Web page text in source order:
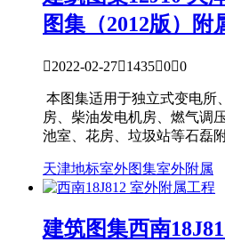
图集（2012版）附
2022-02-27143500
本图集适用于独立式变电所
房、柴油发电机房、燃气调
池室、花房、垃圾站等石磊
天津地标室外图集室外附属
建筑图集西南